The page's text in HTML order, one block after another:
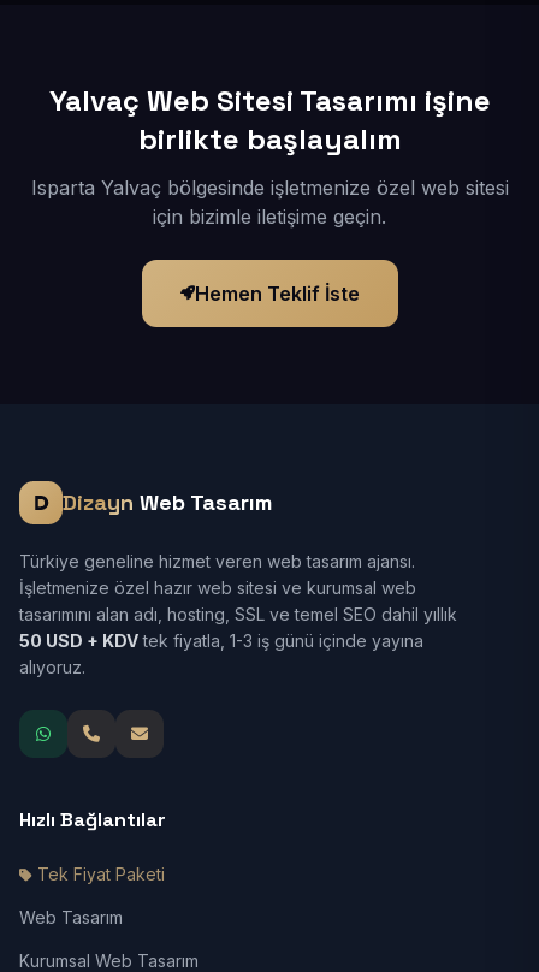
Yalvaç Web Sitesi Tasarımı işine
birlikte başlayalım
Isparta Yalvaç bölgesinde işletmenize özel web sitesi
için bizimle iletişime geçin.
Hemen Teklif İste
Dizayn Web Tasarım
Türkiye geneline hizmet veren web tasarım ajansı.
İşletmenize özel hazır web sitesi ve kurumsal web
tasarımını alan adı, hosting, SSL ve temel SEO dahil yıllık
50 USD + KDVtek fiyatla, 1-3 iş günü içinde yayına
alıyoruz.
Hızlı Bağlantılar
Tek Fiyat Paketi
Web Tasarım
Kurumsal Web Tasarım